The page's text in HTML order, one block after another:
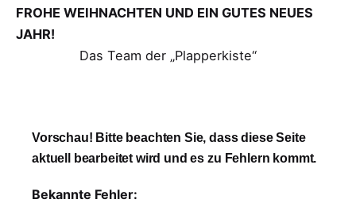
FROHE WEIHNACHTEN UND EIN GUTES NEUES
JAHR!
Das Team der „Plapperkiste“
Vorschau! Bitte beachten Sie, dass diese Seite
aktuell bearbeitet wird und es zu Fehlern kommt.
Bekannte Fehler: